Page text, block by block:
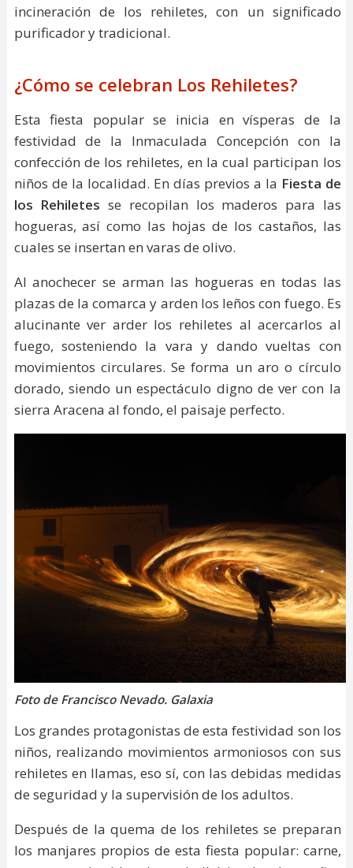
incineración de los rehiletes, con un significado
purificador y tradicional.
¿Cómo se celebran Los Rehiletes?
Esta fiesta popular se inicia en vísperas de la
festividad de la Inmaculada Concepción con la
confección de los rehiletes, en la cual participan los
niños de la localidad. En días previos a la Fiesta de
los Rehiletes se recopilan los maderos para las
hogueras, así como las hojas de los castaños, las
cuales se insertan en varas de olivo.
Al anochecer se arman las hogueras en todas las
plazas de la comarca y arden los leños con fuego. Es
alucinante ver arder los rehiletes al acercarlos al
fuego, sosteniendo la vara y dando vueltas con
movimientos circulares. Se forma un aro o círculo
dorado, siendo un espectáculo digno de ver con la
sierra Aracena al fondo, el paisaje perfecto.
Foto de Francisco Nevado. Galaxia
Los grandes protagonistas de esta festividad son los
niños, realizando movimientos armoniosos con sus
rehiletes en llamas, eso sí, con las debidas medidas
de seguridad y la supervisión de los adultos.
Después de la quema de los rehiletes se preparan
los manjares propios de esta fiesta popular: carne,